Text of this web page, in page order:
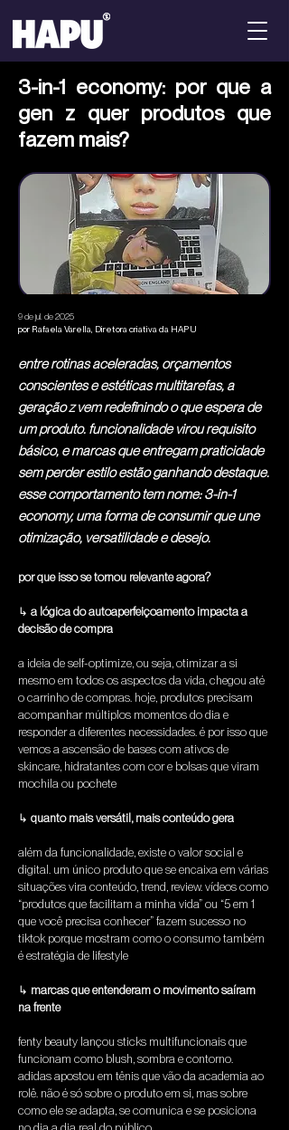
3-in-1 economy: por que a
gen z quer produtos que
fazem mais?
9 de jul. de 2025
por Rafaela Varella, Diretora criativa da HAPU
entre rotinas aceleradas, orçamentos
conscientes e estéticas multitarefas, a
geração z vem redefinindo o que espera de
um produto. funcionalidade virou requisito
básico, e marcas que entregam praticidade
sem perder estilo estão ganhando destaque.
esse comportamento tem nome: 3-in-1
economy, uma forma de consumir que une
otimização, versatilidade e desejo.
por que isso se tornou relevante agora?
↳ a lógica do autoaperfeiçoamento impacta a
decisão de compra
a ideia de self-optimize, ou seja, otimizar a si
mesmo em todos os aspectos da vida, chegou até
o carrinho de compras. hoje, produtos precisam
acompanhar múltiplos momentos do dia e
responder a diferentes necessidades. é por isso que
vemos a ascensão de bases com ativos de
skincare, hidratantes com cor e bolsas que viram
mochila ou pochete
↳ quanto mais versátil, mais conteúdo gera
além da funcionalidade, existe o valor social e
digital. um único produto que se encaixa em várias
situações vira conteúdo, trend, review. vídeos como
“produtos que facilitam a minha vida” ou “5 em 1
que você precisa conhecer” fazem sucesso no
tiktok porque mostram como o consumo também
é estratégia de lifestyle
↳ marcas que entenderam o movimento saíram
na frente
fenty beauty lançou sticks multifuncionais que
funcionam como blush, sombra e contorno.
adidas apostou em tênis que vão da academia ao
rolê. não é só sobre o produto em si, mas sobre
como ele se adapta, se comunica e se posiciona